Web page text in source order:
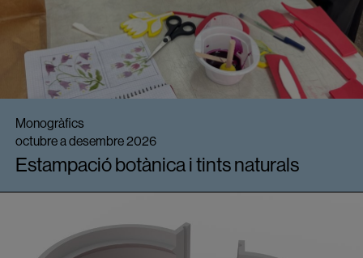
Monogràfics
octubre a desembre 2026
Estampació botànica i tints naturals